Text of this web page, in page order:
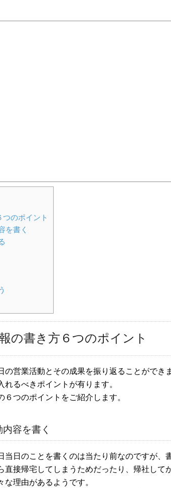
のポイント
を書く
の書き方６つのポイント
の営業活動とその成果を振り返ることができ
るべきポイントが有ります。
つのポイントをご紹介します。
容を書く
当日のことを書くのは当たり前なのですが、
直接帰宅してしまうためだったり、帰社して
理由があるようです。